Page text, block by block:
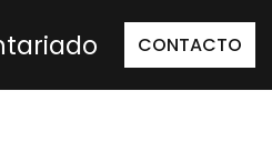
CONTACTO